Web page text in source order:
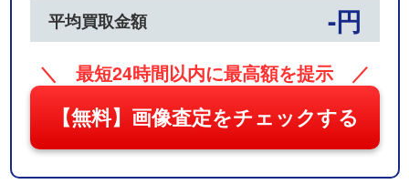
平均買取金額 -円
＼ 最短24時間以内に最高額を提示 ／
【無料】画像査定をチェックする